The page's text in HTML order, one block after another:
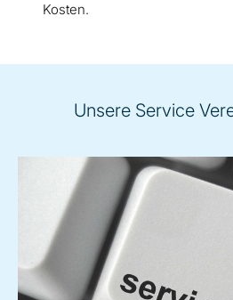
Kosten.
Unsere Service